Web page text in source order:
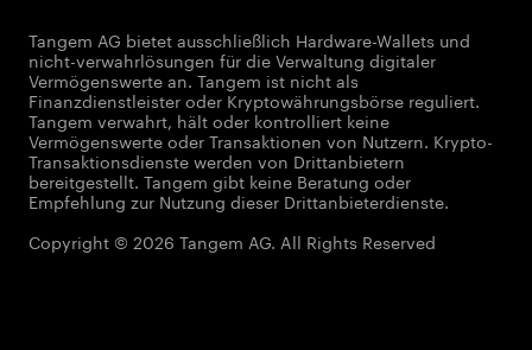
Tangem AG bietet ausschließlich Hardware-Wallets und
nicht-verwahrlösungen für die Verwaltung digitaler
Vermögenswerte an. Tangem ist nicht als
Finanzdienstleister oder Kryptowährungsbörse reguliert.
Tangem verwahrt, hält oder kontrolliert keine
Vermögenswerte oder Transaktionen von Nutzern. Krypto-
Transaktionsdienste werden von Drittanbietern
bereitgestellt. Tangem gibt keine Beratung oder
Empfehlung zur Nutzung dieser Drittanbieterdienste.